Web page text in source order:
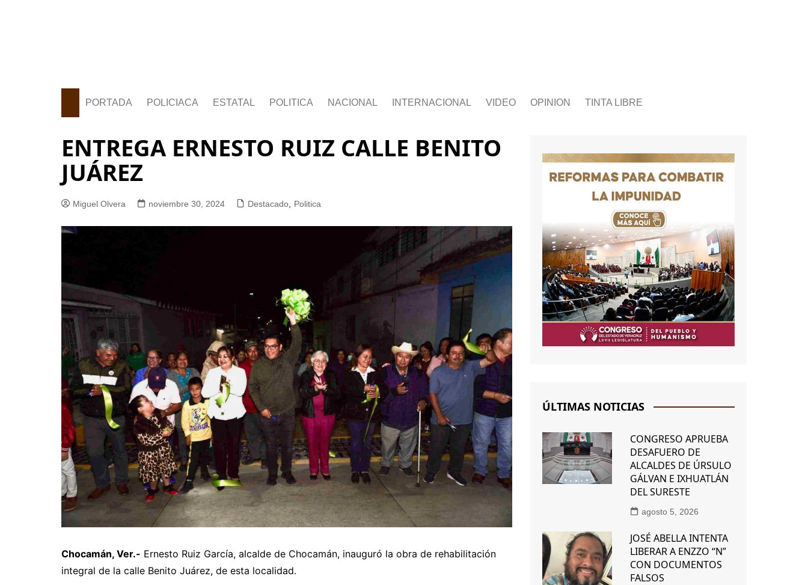
PORTADA POLICIACA ESTATAL POLITICA NACIONAL INTERNACIONAL VIDEO OPINION TINTA LIBRE
ENTREGA ERNESTO RUIZ CALLE BENITO
JUÁREZ
Miguel Olvera noviembre 30, 2024 Destacado Politica
Chocamán, Ver.- Ernesto Ruiz García, alcalde de Chocamán, inauguró la obra de rehabilitación
integral de la calle Benito Juárez, de esta localidad.
ÚLTIMAS NOTICIAS
CONGRESO APRUEBA
DESAFUERO DE
ALCALDES DE ÚRSULO
GÁLVAN E IXHUATLÁN
DEL SURESTE
agosto 5, 2026
JOSÉ ABELLA INTENTA
LIBERAR A ENZZO “N”
CON DOCUMENTOS
FALSOS